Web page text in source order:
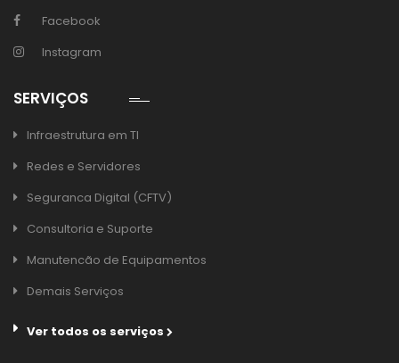
Facebook
Instagram
SERVIÇOS
Infraestrutura em TI
Redes e Servidores
Seguranca Digital (CFTV)
Consultoria e Suporte
Manutencão de Equipamentos
Demais Serviços
Ver todos os serviços